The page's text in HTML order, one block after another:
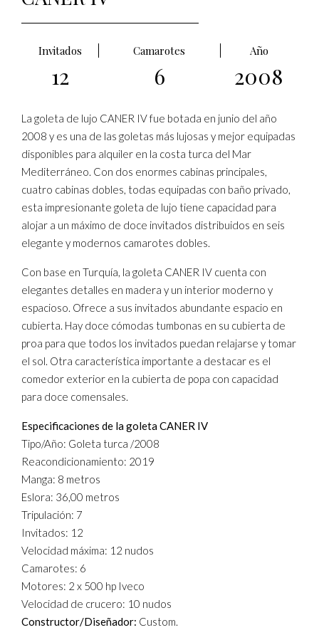
Invitados Camarotes Año
12 6 2008
La goleta de lujo CANER IV fue botada en junio del año
2008 y es una de las goletas más lujosas y mejor equipadas
disponibles para alquiler en la costa turca del Mar
Mediterráneo. Con dos enormes cabinas principales,
cuatro cabinas dobles, todas equipadas con baño privado,
esta impresionante goleta de lujo tiene capacidad para
alojar a un máximo de doce invitados distribuidos en seis
elegante y modernos camarotes dobles.
Con base en Turquía, la goleta CANER IV cuenta con
elegantes detalles en madera y un interior moderno y
espacioso. Ofrece a sus invitados abundante espacio en
cubierta. Hay doce cómodas tumbonas en su cubierta de
proa para que todos los invitados puedan relajarse y tomar
el sol. Otra característica importante a destacar es el
comedor exterior en la cubierta de popa con capacidad
para doce comensales.
Especificaciones de la goleta CANER IV
Tipo/Año: Goleta turca /2008
Reacondicionamiento: 2019
Manga: 8 metros
Eslora: 36,00 metros
Tripulación: 7
Invitados: 12
Velocidad máxima: 12 nudos
Camarotes: 6
Motores: 2 x 500 hp Iveco
Velocidad de crucero: 10 nudos
Constructor/Diseñador: Custom.